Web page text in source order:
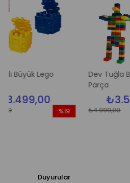
Lego
Dev Tuğla Bloklar 48
₺3.590,00
₺4.999,00
Duyurular